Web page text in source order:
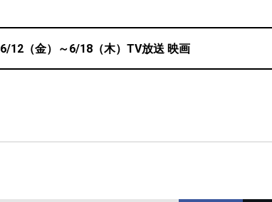
6/12（金）～6/18（木）TV放送 映画